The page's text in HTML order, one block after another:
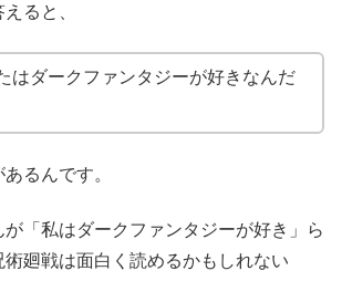
ると、
はダークファンタジーが好きなんだ
るんです。
が「私はダークファンタジーが好き」ら
術廻戦は面白く読めるかもしれない